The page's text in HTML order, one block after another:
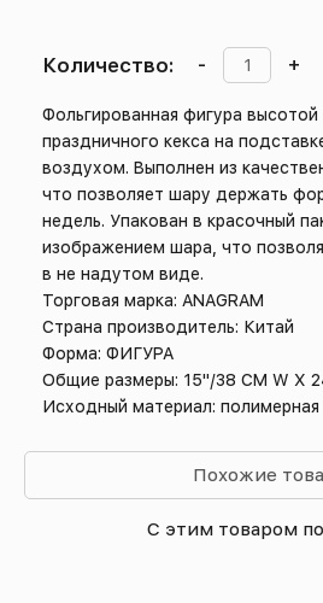
Количество: - +
Фольгированная фигура
праздничного кекса на
воздухом. Выполнен из
что позволяет шару держать
недель. Упакован в красочный
изображением шара, что
в не надутом виде.
Торговая марка: ANAGRAM
Страна производитель: Китай
Форма: ФИГУРА
Общие размеры: 15"/38 CM W X
Исходный материал: полимерная
Похожие
С этим товаром